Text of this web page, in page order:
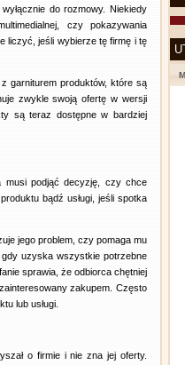
do rozmowy. Niekiedy
czy pokazywania
liczyć, jeśli wybierze tę firmę i tę
garniturem produktów, które są
zwykle swoją ofertę w wersji
są teraz dostępne w bardziej
musi podjąć decyzję, czy chce
bądź usługi, jeśli spotka
jego problem, czy pomaga mu
gdy uzyska wszystkie potrzebne
sprawia, że odbiorca chętniej
zakupem. Często
lub usługi.
o firmie i nie zna jej oferty.